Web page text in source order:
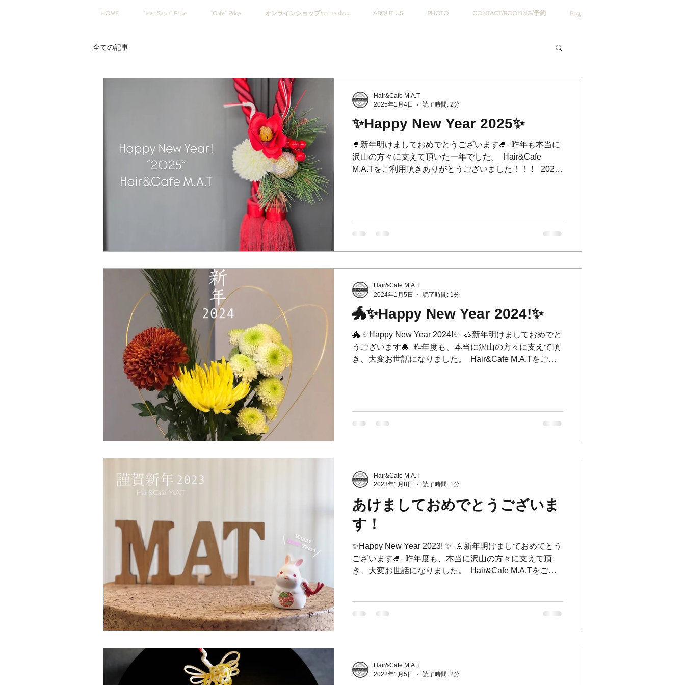
HOME "Hair Salon" Price "Cafe" Price オンラインショップ/online shop ABOUT US PHOTO CONTACT/BOOKING/予約 Blog
全ての記事
✨Happy New Year 2025✨
🎍新年明けましておめでとうございます🎍 ⁡ 昨年も本当に
沢山の方々に支えて頂いた一年でした。 ⁡ Hair&Cafe
M.A.Tをご利用頂きありがとうございました！！！ ⁡ 2025
Hair&Cafe M.A.T
2025年1月4日
読了時間: 2分
🐲✨Happy New Year 2024!✨
🐲 ✨Happy New Year 2024!✨ ⁡ 🎍新年明けましておめでと
うございます🎍 ⁡ 昨年度も、本当に沢山の方々に支えて頂
き、大変お世話になりました。 ⁡ Hair&Cafe M.A.Tをご利
Hair&Cafe M.A.T
2024年1月5日
読了時間: 1分
あけましておめでとうございま
す！
✨Happy New Year 2023! ✨ ⁡ 🎍新年明けましておめでとう
ございます🎍 ⁡ 昨年度も、本当に沢山の方々に支えて頂
き、大変お世話になりました。 ⁡ Hair&Cafe M.A.Tをご利
Hair&Cafe M.A.T
2023年1月8日
読了時間: 1分
Hair&Cafe M.A.T
2022年1月5日
読了時間: 2分